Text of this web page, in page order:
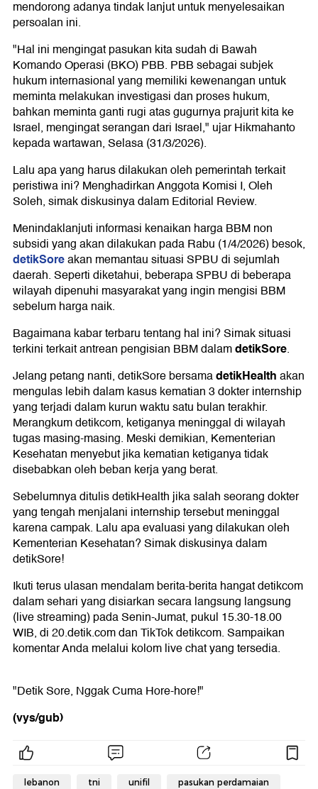
mendorong adanya tindak lanjut untuk menyelesaikan
persoalan ini.
"Hal ini mengingat pasukan kita sudah di Bawah
Komando Operasi (BKO) PBB. PBB sebagai subjek
hukum internasional yang memiliki kewenangan untuk
meminta melakukan investigasi dan proses hukum,
bahkan meminta ganti rugi atas gugurnya prajurit kita ke
Israel, mengingat serangan dari Israel," ujar Hikmahanto
kepada wartawan, Selasa (31/3/2026).
Lalu apa yang harus dilakukan oleh pemerintah terkait
peristiwa ini? Menghadirkan Anggota Komisi I, Oleh
Soleh, simak diskusinya dalam Editorial Review.
Menindaklanjuti informasi kenaikan harga BBM non
subsidi yang akan dilakukan pada Rabu (1/4/2026) besok,
detikSoreakan memantau situasi SPBU di sejumlah
daerah. Seperti diketahui, beberapa SPBU di beberapa
wilayah dipenuhi masyarakat yang ingin mengisi BBM
sebelum harga naik.
Bagaimana kabar terbaru tentang hal ini? Simak situasi
terkini terkait antrean pengisian BBM dalamdetikSore.
Jelang petang nanti, detikSore bersamadetikHealthakan
mengulas lebih dalam kasus kematian 3 dokter internship
yang terjadi dalam kurun waktu satu bulan terakhir.
Merangkum detikcom, ketiganya meninggal di wilayah
tugas masing-masing. Meski demikian, Kementerian
Kesehatan menyebut jika kematian ketiganya tidak
disebabkan oleh beban kerja yang berat.
Sebelumnya ditulis detikHealth jika salah seorang dokter
yang tengah menjalani internship tersebut meninggal
karena campak. Lalu apa evaluasi yang dilakukan oleh
Kementerian Kesehatan? Simak diskusinya dalam
detikSore!
Ikuti terus ulasan mendalam berita-berita hangat detikcom
dalam sehari yang disiarkan secara langsung langsung
(live streaming) pada Senin-Jumat, pukul 15.30-18.00
WIB, di 20.detik.com dan TikTok detikcom. Sampaikan
komentar Anda melalui kolom live chat yang tersedia.
"Detik Sore, Nggak Cuma Hore-hore!"
(vys/gub)
lebanon tni unifil pasukan perdamaian